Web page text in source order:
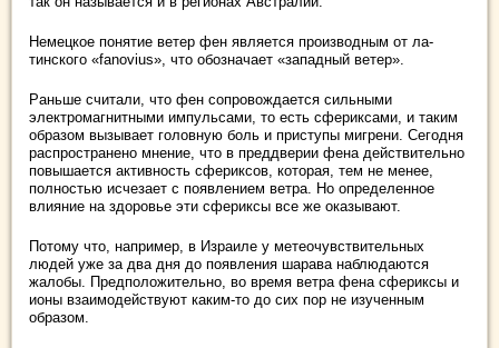
Немецкое понятие ветер фен является производным от ла­
тинского «fanovius», что обозначает «западный ветер».
Раньше считали, что фен сопровождается сильными
электромагнитными импульсами, то есть сфериксами, и таким
образом вызывает головную боль и приступы миг­рени. Сегодня
распространено мнение, что в преддверии фена действительно
повышается активность сфериксов, которая, тем не менее,
полностью исчезает с появлением ветра. Но определенное
влияние на здоровье эти сфериксы все же оказывают.
Потому что, например, в Израиле у метеочувствительных
людей уже за два дня до появления шарава наблюдаются
жалобы. Предположительно, во вре­мя ветра фена сфериксы и
ионы взаимодействуют каким-то до сих пор не изученным
образом.